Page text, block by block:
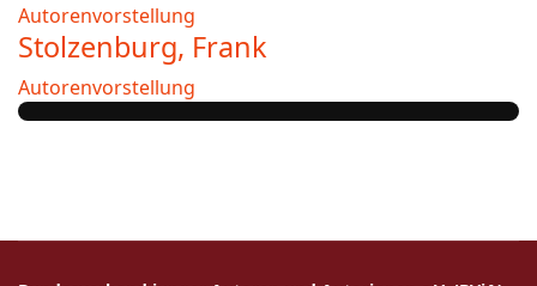
Autorenvorstellung
Stolzenburg, Frank
Autorenvorstellung